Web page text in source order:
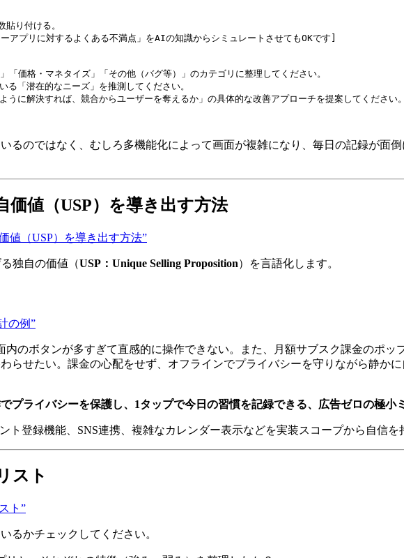
り付ける。
アプリに対するよくある不満点」をAIの知識からシミュレートさせてもOKです]
価格・マネタイズ」「その他（バグ等）」のカテゴリに整理してください。
「潜在的なニーズ」を推測してください。
に解決すれば、競合からユーザーを奪えるか」の具体的な改善アプローチを提案してください。
るのではなく、むしろ多機能化によって画面が複雑になり、毎日の記録が面
価値（USP）を導き出す方法
値（USP）を導き出す方法”
独自の価値（USP：Unique Selling Proposition）を言語化します。
の例”
内のボタンが多すぎて直感的に操作できない。また、月額サブスク課金のポッ
らせたい。課金の心配をせず、オフラインでプライバシーを守りながら静かに
プライバシーを保護し、1タップで今日の習慣を記録できる、広告ゼロの極小
ト登録機能、SNS連携、複雑なカレンダー表示などを実装スコープから自信を
スト
ト”
るかチェックしてください。